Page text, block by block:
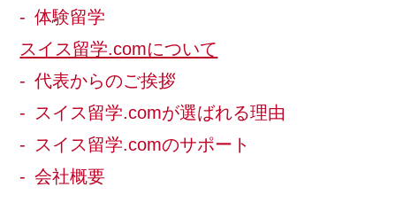
体験留学
スイス留学.comについて
代表からのご挨拶
スイス留学.comが選ばれる理由
スイス留学.comのサポート
会社概要